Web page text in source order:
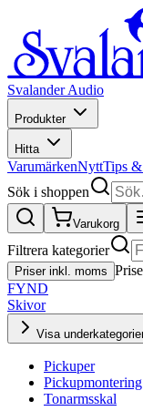
Svalander Audio
Produkter
Hitta
VarumärkenNyttTips
Sök i shoppen
Varukorg
Filtrera kategorier
Priser inkl. moms
FYND
Skivor
Visa
Pickuper
Pickupmontering
Tonarmsskal